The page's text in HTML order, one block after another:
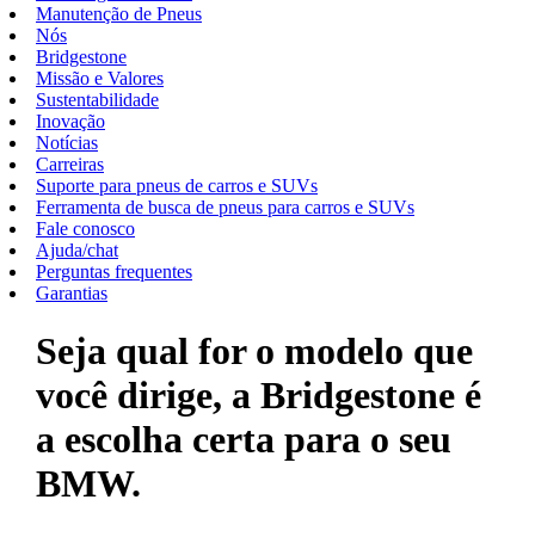
Manutenção de Pneus
Nós
Bridgestone
Missão e Valores
Sustentabilidade
Inovação
Notícias
Carreiras
Suporte para pneus de carros e SUVs
Ferramenta de busca de pneus para carros e SUVs
Fale conosco
Ajuda/chat
Perguntas frequentes
Garantias
Seja qual for o modelo que
você dirige, a Bridgestone é
a escolha certa para o seu
BMW.